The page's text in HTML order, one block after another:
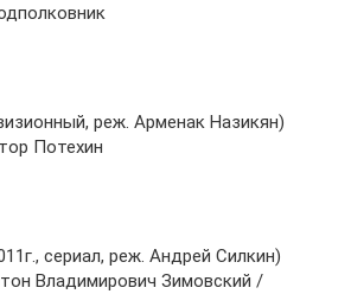
реж. Арменак Назикян)
Потехин
сериал, реж. Андрей Силкин)
Владимирович Зимовский /